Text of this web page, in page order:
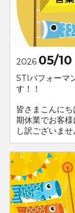
2026 05/10
STIパフォーマ
す！！
皆さまこんに
期休業でお客
し訳ございませ